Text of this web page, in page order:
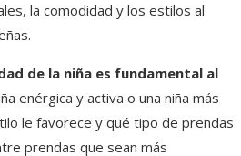
la comodidad y los estilos al
de la niña es fundamental al
enérgica y activa o una niña más
le favorece y qué tipo de prendas
prendas que sean más